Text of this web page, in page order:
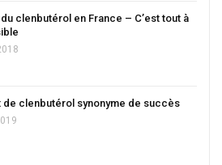
clenbutérol en France – C’est tout à
de clenbutérol synonyme de succès